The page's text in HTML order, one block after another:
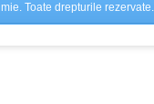
Toate drepturile